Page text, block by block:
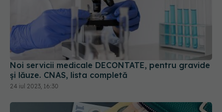
Noi servicii medicale DECONTATE, pentru gravide
și lăuze. CNAS, lista completă
24 iul 2023, 16:30